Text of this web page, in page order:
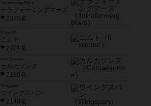
Terraforming Mars
テラフォーミングマーズ
2370名
ニムト
2201名
Carcassonne
カルカソンヌ
2190名
Wingspan
ウイングスパン
2149名